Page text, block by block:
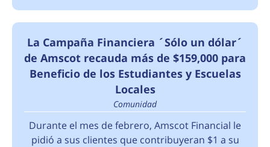
La Campaña Financiera ´Sólo un dólar´
de Amscot recauda más de $159,000 para
Beneficio de los Estudiantes y Escuelas
Locales
Comunidad
Durante el mes de febrero, Amscot Financial le
pidió a sus clientes que contribuyeran $1 a su